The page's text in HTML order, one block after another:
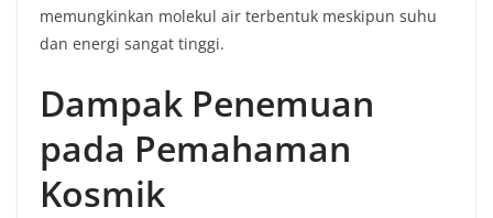
memungkinkan molekul air terbentuk meskipun suhu
dan energi sangat tinggi.
Dampak Penemuan
pada Pemahaman
Kosmik